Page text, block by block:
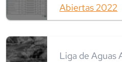
Abiertas 2022
Liga de Aguas